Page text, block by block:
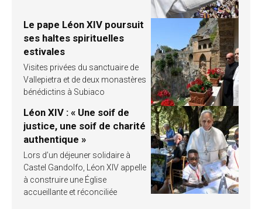
Le pape Léon XIV poursuit
ses haltes spirituelles
estivales
Visites privées du sanctuaire de
Vallepietra et de deux monastères
bénédictins à Subiaco
Léon XIV : « Une soif de
justice, une soif de charité
authentique »
Lors d’un déjeuner solidaire à
Castel Gandolfo, Léon XIV appelle
à construire une Église
accueillante et réconciliée